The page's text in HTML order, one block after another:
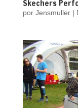
Skechers
por Jensmuller|